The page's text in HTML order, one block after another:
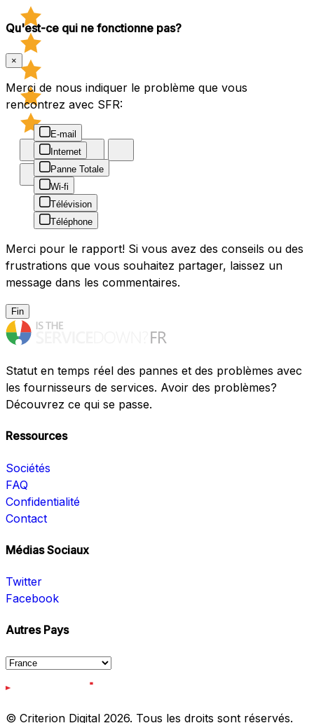
Qu'est-ce qui ne fonctionne pas?
×
Merci de nous indiquer le problème que vous
rencontrez avec SFR:
E-mail
Internet
Panne Totale
Wi-fi
Télévision
Téléphone
Merci pour le rapport! Si vous avez des conseils ou des
frustrations que vous souhaitez partager, laissez un
message dans les commentaires.
Fin
Statut en temps réel des pannes et des problèmes avec
les fournisseurs de services. Avoir des problèmes?
Découvrez ce qui se passe.
Ressources
Sociétés
FAQ
Confidentialité
Contact
Médias Sociaux
Twitter
Facebook
Autres Pays
© Criterion Digital 2026. Tous les droits sont réservés.